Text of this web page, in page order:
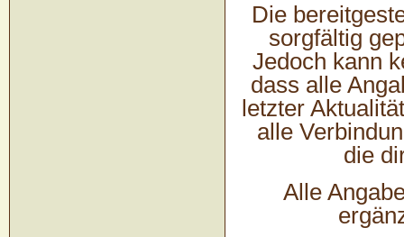
Die
sorgfältig
Jedoch kann
dass alle
letzter
alle
die
Alle